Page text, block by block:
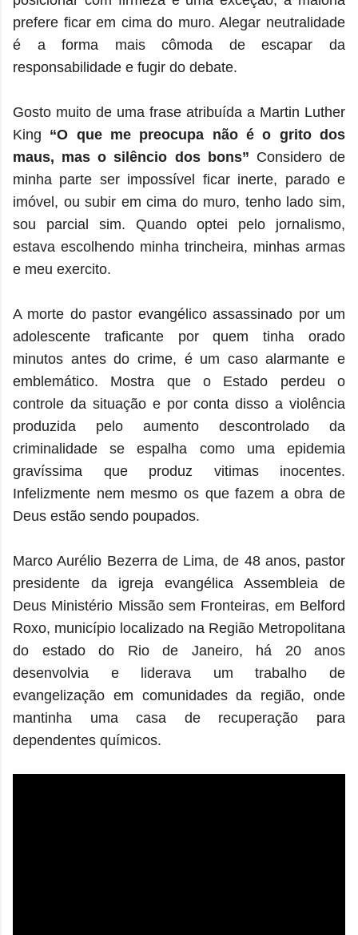
prefere ficar em cima do muro. Alegar neutralidade
é a forma mais cômoda de escapar da
responsabilidade e fugir do debate.
Gosto muito de uma frase atribuída a Martin Luther
King “O que me preocupa não é o grito dos
maus, mas o silêncio dos bons” Considero de
minha parte ser impossível ficar inerte, parado e
imóvel, ou subir em cima do muro, tenho lado sim,
sou parcial sim. Quando optei pelo jornalismo,
estava escolhendo minha trincheira, minhas armas
e meu exercito.
A morte do pastor evangélico assassinado por um
adolescente traficante por quem tinha orado
minutos antes do crime, é um caso alarmante e
emblemático. Mostra que o Estado perdeu o
controle da situação e por conta disso a violência
produzida pelo aumento descontrolado da
criminalidade se espalha como uma epidemia
gravíssima que produz vitimas inocentes.
Infelizmente nem mesmo os que fazem a obra de
Deus estão sendo poupados.
Marco Aurélio Bezerra de Lima, de 48 anos, pastor
presidente da igreja evangélica Assembleia de
Deus Ministério Missão sem Fronteiras, em Belford
Roxo, município localizado na Região Metropolitana
do estado do Rio de Janeiro, há 20 anos
desenvolvia e liderava um trabalho de
evangelização em comunidades da região, onde
mantinha uma casa de recuperação para
dependentes químicos.